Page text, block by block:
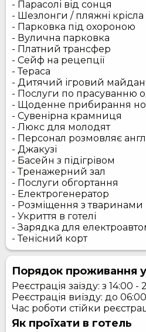
- Парасолі від сонця
- Шезлонги / пляжні крісла
- Парковка під охороною
- Вулична парковка
- Платний трансфер
- Сейф на рецепції
- Тераса
- Дитячий ігровий
- Послуги по прасуванню
- Щоденне прибирання
- Сувенірна крамниця
- Люкс для молодят
- Персонал розмовляє
- Джакузі
- Басейн з підігрівом
- Тренажерний зал
- Послуги обгортання
- Електрогенератор
- Розміщення з тваринами
- Укриття в готелі
- Зарядка для
- Тенісний корт
Порядок проживання у
Реєстрація заїзду: з 14:00
Реєстрація виїзду: до
Час роботи стійки
Як проїхати в готель